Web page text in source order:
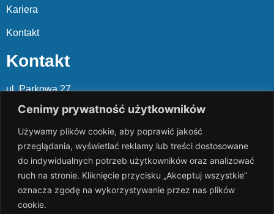
Cenimy prywatność użytkowników
Używamy plików cookie, aby poprawić jakość
przeglądania, wyświetlać reklamy lub treści dostosowane
do indywidualnych potrzeb użytkowników oraz analizować
ruch na stronie. Kliknięcie przycisku „Akceptuj wszystkie”
oznacza zgodę na wykorzystywanie przez nas plików
cookie.
Kariera
Kontakt
Kontakt
ul. Parkowa 27
05-120 Legionowo
Mail: slalp@slalp.com.pl
Telefon: 732 86 6 667 | 731 466 667
KRS 0000289744
NIP 536-183-07-25
REGON 1411